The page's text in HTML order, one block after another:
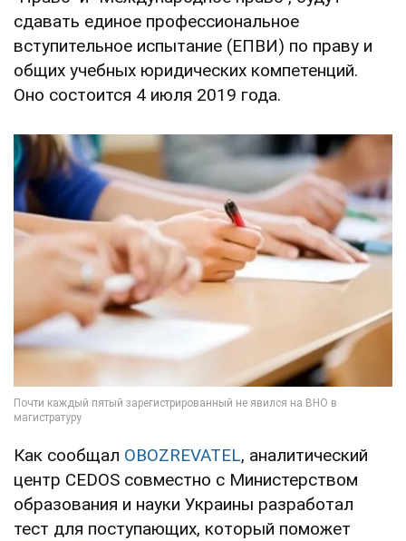
сдавать единое профессиональное
вступительное испытание (ЕПВИ) по праву и
общих учебных юридических компетенций.
Оно состоится 4 июля 2019 года.
Как сообщал OBOZREVATEL, аналитический
центр CEDOS совместно с Министерством
образования и науки Украины разработал
тест для поступающих, который поможет